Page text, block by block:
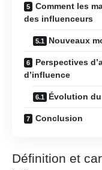
Comment les
des influenceurs
Nouveaux
Perspectives
d’influence
Évolution
Conclusion
Définition et